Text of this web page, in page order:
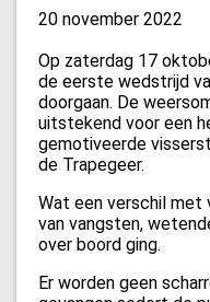
20 november 2022
Op zaterdag 17
de eerste wedstrijd
doorgaan. De
uitstekend voor een
gemotiveerde
de Trapegeer.
Wat een verschil
van vangsten,
over boord ging.
Er worden geen